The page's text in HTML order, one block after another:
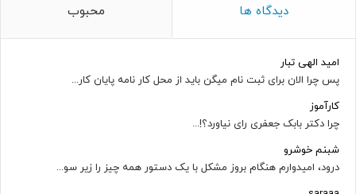
دیدگاه ها محبوب
امید الهی تبار
پس چرا الان برای ثبت نام میگن باید از محل کار نامه پایان کار...
کارآموز
چرا دکتر بابک جعفری رای نیاورد؟!...
شبنم خوشرو
درود، امیدوارم هنگام بروز مشکل با یک دستور همه چیز را زیر سو...